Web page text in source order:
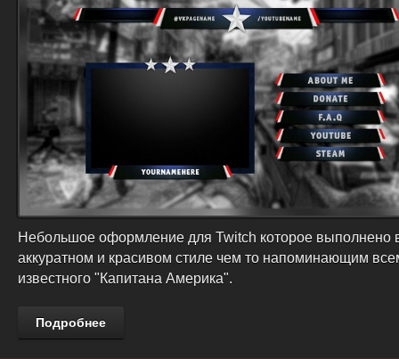
Небольшое оформление для Twitch которое выполнено
аккуратном и красивом стиле чем то напоминающим
известного "Капитана Америка".
Подробнее